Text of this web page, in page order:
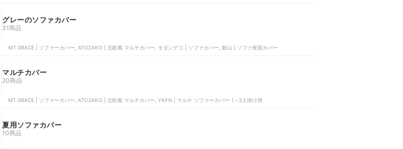
グレーのソファカバー
31商品
MT GRACE | ソファーカバー, ATOZAKO | 北欧風 マルチカバー, モダンデコ | ソファカバー, 観山 | ソファ座面カバー
マルチカバー
20商品
MT GRACE | ソファーカバー, ATOZAKO | 北欧風 マルチカバー, YKFN | マルチ ソファーカバー 1～2人掛け用
夏用ソファカバー
10商品